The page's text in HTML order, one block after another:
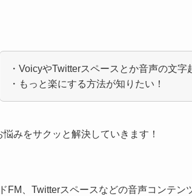
・VoicyやTwitterスペースとか音声の文字
・もっと楽にする方法が知りたい！
みをサクッと解決していきます！
FM、Twitterスペースなどの音声コンテン